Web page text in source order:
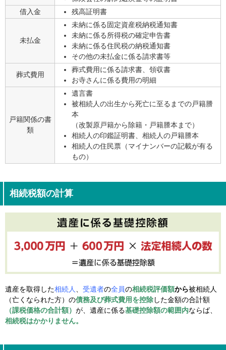
借入金
残高証明書
未払金
未納に係る固定資産税納税通知書
未納に係る所得税の確定申告書
未納に係る住民税の納税通知書
その他の未払金に係る請求書等
葬式費用
葬式費用に係る請求書、領収書
お寺さんに係る費用の明細
戸籍関係の書
類
遺言書
被相続人の出生から死亡に至るまでの戸籍謄
本
（改製原戸籍から除籍・戸籍謄本まで）
相続人の印鑑証明書、相続人の戸籍謄本
相続人の住民票（マイナンバーの記載が有る
もの）
相続税額の計算
遺産を取得した相続人 受遺者の全員の相続税評価額から被相続人
（亡くなられた方）の債務及び葬式費用を控除した金額の合計額
（課税価格の合計額） が、遺産に係る基礎控除額の範囲内ならば、
相続税はかかりません。